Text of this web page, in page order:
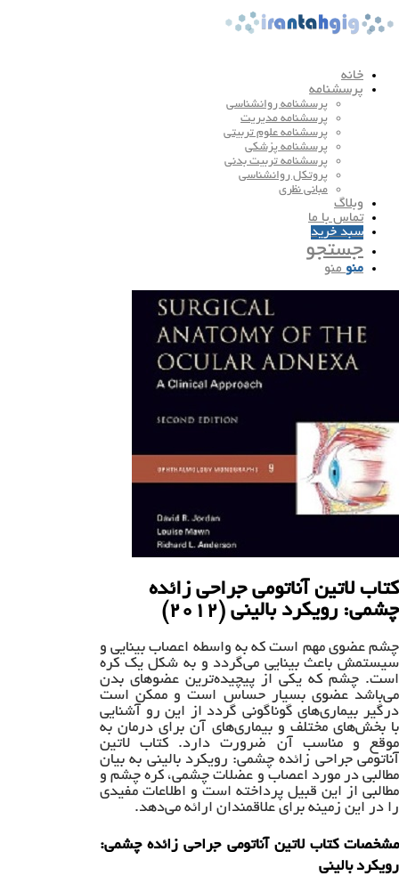
خانه
پرسشنامه
پرسشنامه روانشناسی
پرسشنامه مدیریت
پرسشنامه علوم تربیتی
پرسشنامه پزشکی
پرسشنامه تربیت بدنی
پروتکل روانشناسی
مبانی نظری
وبلاگ
تماس با ما
سبد خرید
جستجو
منو منو
کتاب لاتین آناتومی جراحی زائده
چشمی: رویکرد بالینی (۲۰۱۲)
چشم عضوی مهم است که به واسطه اعصاب بینایی و
سیستمش باعث بینایی می‌گردد و به شکل یک کره
است. چشم که یکی از پیچیده‌ترین عضوهای بدن
می‌باشد عضوی بسیار حساس است و ممکن است
درگیر بیماری‌های گوناگونی گردد از این رو آشنایی
با بخش‌های مختلف و بیماری‌های آن برای درمان به
موقع و مناسب آن ضرورت دارد. کتاب لاتین
آناتومی جراحی زائده چشمی: رویکرد بالینی به بیان
مطالبی در مورد اعصاب و عضلات چشمی، کره چشم و
مطالبی از این قبیل پرداخته است و اطلاعات مفیدی
را در این زمینه برای علاقمندان ارائه می‌دهد.
مشخصات کتاب لاتین آناتومی جراحی زائده چشمی:
رویکرد بالینی